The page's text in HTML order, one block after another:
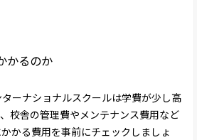
かるのか
ーナショナルスクールは学費が少し高
校舎の管理費やメンテナンス費用など
かる費用を事前にチェックしましょ